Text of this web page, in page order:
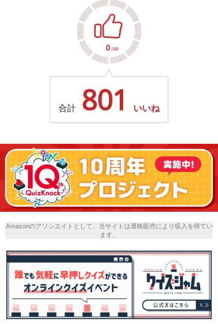
合計 801 いいね
Amazonのアソシエイトとして、当サイトは適格販売により収入を得てい
ます。